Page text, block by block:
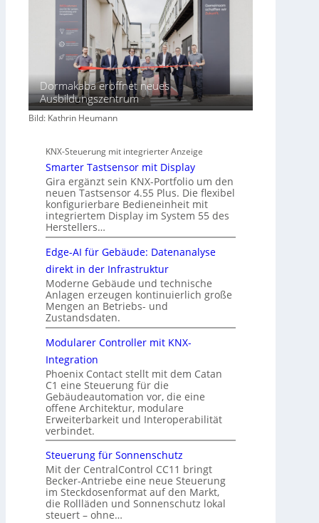
Dormakaba eröffnet neues
Ausbildungszentrum
Bild: Kathrin Heumann
KNX-Steuerung mit integrierter Anzeige
Smarter Tastsensor mit Display
Gira ergänzt sein KNX-Portfolio um den
neuen Tastsensor 4.55 Plus. Die flexibel
konfigurierbare Bedieneinheit mit
integriertem Display im System 55 des
Herstellers…
Edge-AI für Gebäude: Datenanalyse
direkt in der Infrastruktur
Moderne Gebäude und technische
Anlagen erzeugen kontinuierlich große
Mengen an Betriebs- und
Zustandsdaten.
Modularer Controller mit KNX-
Integration
Phoenix Contact stellt mit dem Catan
C1 eine Steuerung für die
Gebäudeautomation vor, die eine
offene Architektur, modulare
Erweiterbarkeit und Interoperabilität
verbindet.
Steuerung für Sonnenschutz
Mit der CentralControl CC11 bringt
Becker-Antriebe eine neue Steuerung
im Steckdosenformat auf den Markt,
die Rollläden und Sonnenschutz lokal
steuert – ohne…